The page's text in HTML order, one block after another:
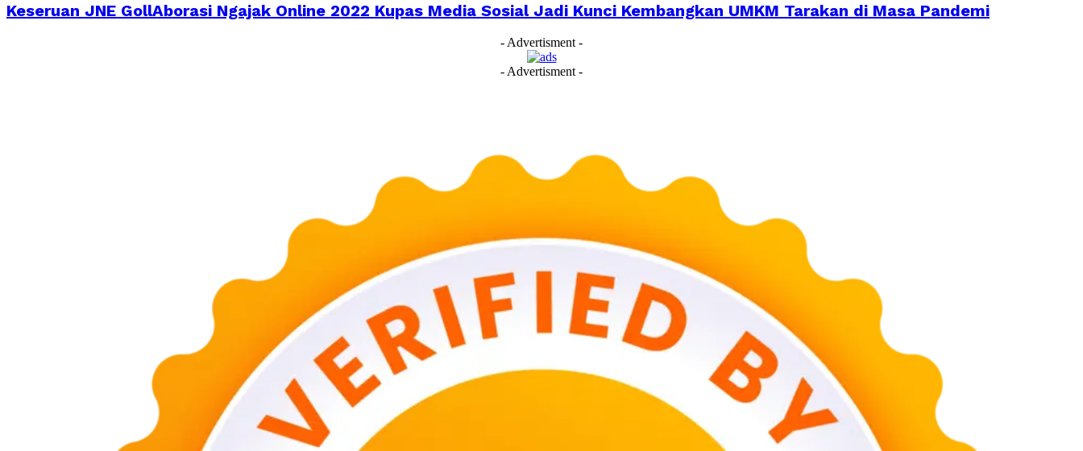
Keseruan JNE GollAborasi Ngajak Online 2022 Kupas Media Sosial Jadi Kunci Kembangkan UMKM Tarakan di Masa Pandemi
- Advertisment -
- Advertisment -